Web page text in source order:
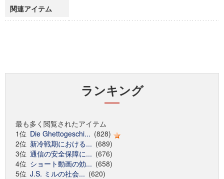
関連アイテム
ランキング
最も多く閲覧されたアイテム
1位 Die Ghettogeschi... (828)
2位 新冷戦期における... (689)
3位 通信の安全保障に... (676)
4位 ショート動画の効... (658)
5位 J.S. ミルの社会... (620)